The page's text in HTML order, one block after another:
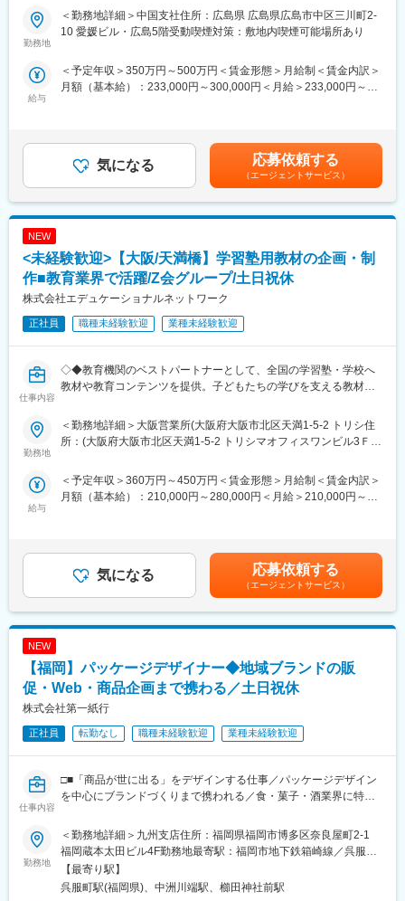
■当社について：
じめ、人材開発や広報支援など多様な事業を展開し、教育現場の
課題解決に取り組んでいます。
◇学習サポート事業：学校内予備校の受託運営
◇公民連携事業：自治体・省庁向け教育プログラムの受託運営
◇コンテンツ事業：全国の学校・学習塾向け教材・テスト・教育
コンテンツの企画・販売
貢献したい」という方を歓迎します。
変更の範囲：会社の定める業務
20年と安定・長期就業が叶う職場】
業を展開している当社。創業130年から地方自治体特化の事業を
行っている歴史と高い実績があるため、業界トップシェアの商品
■業務詳細
１．書籍、コンテンツの営業
弊社で発行している法律関係の実務書、自治体や学校向けの書
籍、電子コンテンツなどを営業していただきます。
します。
業務に役立つ情報（書籍、雑誌、電子コンテンツ）提供を通し
て、地域社会に貢献します。
２．自治体史等の請負出版物の提案・企画、編集、進行管理
自治体史等、お客様からご依頼いただいて作成する請負出版物
企画提案から納品までの編集、進行管理を担当いただきます。
自治体等の歴史（記録）を後世に伝え、未来のまちづくりに貢献
◆働き方の例
事業所（仙台）への出勤は週２日程度、それ以外は直行直帰で営
◆業務の割合
後は東北支社の先輩社員に同行しながら学んでいただくOJT形式
となります。
勤務地
＜勤務地詳細＞中国支社住所：広島県 広島県広島市中区三川町2-
10 愛媛ビル・広島5階受動喫煙対策：敷地内喫煙可能場所あり
給与
＜予定年収＞350万円～500万円＜賃金形態＞月給制＜賃金内訳＞
月額（基本給）：233,000円～300,000円＜月給＞233,000円～
気になる 応募依頼する
（エージェントサービス）
NEW
<未経験歓迎>【大阪/天満橋】学習塾用教材の企画・制
作■教育業界で活躍/Z会グループ/土日祝休
株式会社エデュケーショナルネットワーク
正社員 職種未経験歓迎 業種未経験歓迎
仕事内容
◇◆教育機関のベストパートナーとして、全国の学習塾・学校へ
教材や教育コンテンツを提供。子どもたちの学びを支える教材づ
■業務概要：
小学生・中学生・高校生向け教材を中心に、教育現場のニーズを
もとにした教材開発やコンテンツ制作を行うポジションです。国
に貢献したい」という想いをお持ちの方であれば、入社後に知識
を身につけながら成長できます。
■業務詳細：
◇塾・学校向け教材の企画・制作
面構成の検討などを行います。
◇教育コンテンツの企画
営業担当や教育機関から寄せられる要望をもとに、新しい教材や
学習コンテンツの企画に携わります。
◇デジタル教材・新商品の企画開発
紙教材だけでなく、デジタル教材や学習支援サービスの企画・開
◇制作進行管理
社内外の関係者と連携しながら、スケジュール管理や品質確認を
■当社について：
当社はZ会グループの一員として、学習塾・私立学校・自治体など
幅広い教育機関を支援しています。教材やテストの提供をはじ
め、人材開発や広報支援など多様な事業を展開し、教育現場の課
勤務地
＜勤務地詳細＞大阪営業所(大阪府大阪市北区天満1-5-2 トリシ住
所：(大阪府大阪市北区天満1-5-2 トリシマオフィスワンビル3Ｆ)
禁煙変更の範囲：会社の定める事業所（リモートワーク含む）
給与
＜予定年収＞360万円～450万円＜賃金形態＞月給制＜賃金内訳＞
月額（基本給）：210,000円～280,000円＜月給＞210,000円～
選考を通じて上下する可能性があります。月給(月額)は固定手当を
含めた表記です。
気になる 応募依頼する
（エージェントサービス）
NEW
【福岡】パッケージデザイナー◆地域ブランドの販
促・Web・商品企画まで携わる／土日祝休
株式会社第一紙行
正社員 転勤なし 職種未経験歓迎 業種未経験歓迎
仕事内容
□■「商品が世に出る」をデザインする仕事／パッケージデザイン
を中心にブランドづくりまで携われる／食・菓子・酒業界に特化
■仕事内容
地域産品（食品・菓子・酒）のブランディングおよびプロモーシ
ョンに関わるデザイン業務全般をお任せします。
・パッケージデザイン制作
勤務地
＜勤務地詳細＞九州支店住所：福岡県福岡市博多区奈良屋町2-1
福岡蔵本太田ビル4F勤務地最寄駅：福岡市地下鉄箱崎線／呉服町
駅受動喫煙対策：屋内全面禁煙変更の範囲：会社の定める事業所
【最寄り駅】
呉服町駅(福岡県)、中洲川端駅、櫛田神社前駅